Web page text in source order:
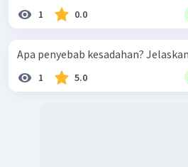
1 0.0
Apa penyebab kesadahan?
1 5.0